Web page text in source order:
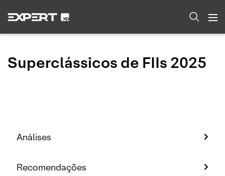
Superclássicos de FIIs 2025
Análises
Recomendações